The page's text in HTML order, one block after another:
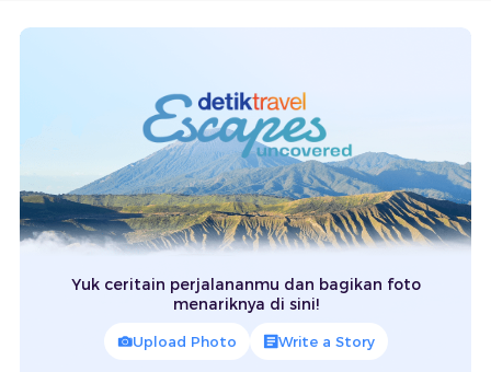
Yuk ceritain perjalananmu dan bagikan foto
menariknya di sini!
Upload Photo Write a Story